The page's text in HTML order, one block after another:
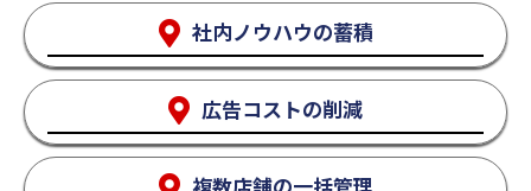
社内ノウハウの蓄積
広告コストの削減